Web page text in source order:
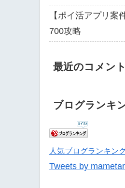
【ポイ活アプリ案
700攻略
最近のコメント
ブログランキ
人気ブログランキン
Tweets by